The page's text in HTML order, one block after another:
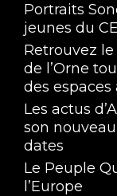
Portraits
jeunes du
Retrouvez
de l’Orne
des
Les actus
son
dates
Le Peuple
l’Europe